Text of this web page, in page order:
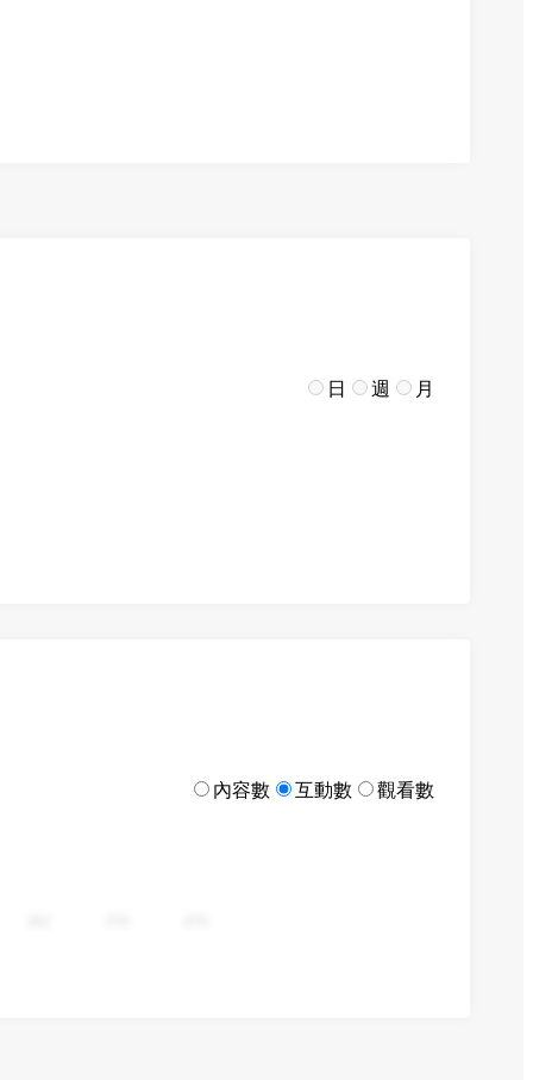
日 週 月
內容數 互動數 觀看數